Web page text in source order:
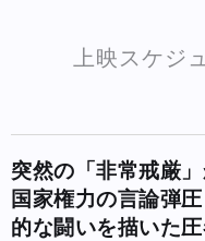
上映スケジ
突然の「非常戒厳
国家権力の言論弾
的な闘いを描いた